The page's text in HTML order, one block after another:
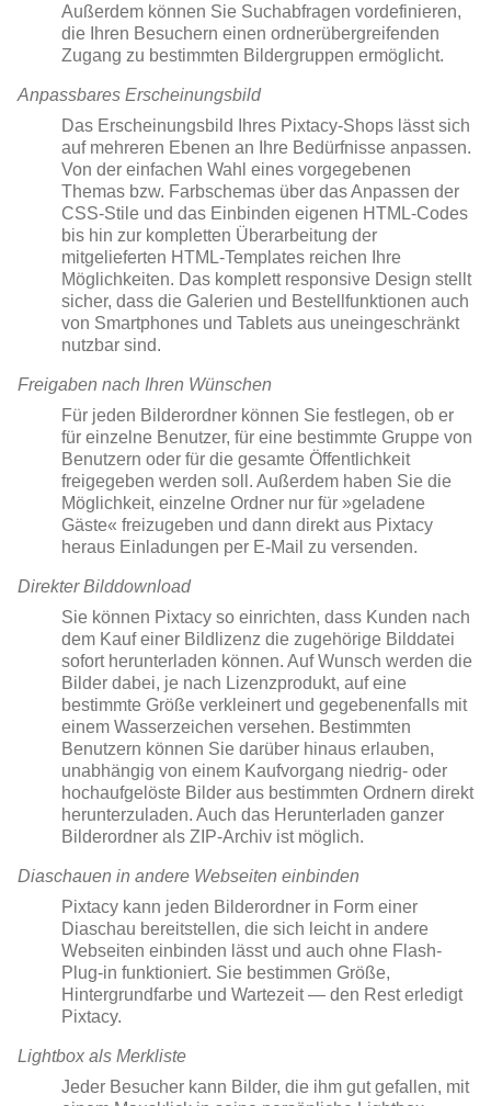
Außerdem können Sie Suchabfragen vordefinieren,
die Ihren Besuchern einen ordnerübergreifenden
Zugang zu bestimmten Bildergruppen ermöglicht.
Anpassbares Erscheinungsbild
Das Erscheinungsbild Ihres Pixtacy-Shops lässt sich
auf mehreren Ebenen an Ihre Bedürfnisse anpassen.
Von der einfachen Wahl eines vorgegebenen
Themas bzw. Farbschemas über das Anpassen der
CSS-Stile und das Einbinden eigenen HTML-Codes
bis hin zur kompletten Überarbeitung der
mitgelieferten HTML-Templates reichen Ihre
Möglichkeiten. Das komplett responsive Design stellt
sicher, dass die Galerien und Bestellfunktionen auch
von Smartphones und Tablets aus uneingeschränkt
nutzbar sind.
Freigaben nach Ihren Wünschen
Für jeden Bilderordner können Sie festlegen, ob er
für einzelne Benutzer, für eine bestimmte Gruppe von
Benutzern oder für die gesamte Öffentlichkeit
freigegeben werden soll. Außerdem haben Sie die
Möglichkeit, einzelne Ordner nur für »geladene
Gäste« freizugeben und dann direkt aus Pixtacy
heraus Einladungen per E-Mail zu versenden.
Direkter Bilddownload
Sie können Pixtacy so einrichten, dass Kunden nach
dem Kauf einer Bildlizenz die zugehörige Bilddatei
sofort herunterladen können. Auf Wunsch werden die
Bilder dabei, je nach Lizenzprodukt, auf eine
bestimmte Größe verkleinert und gegebenenfalls mit
einem Wasserzeichen versehen. Bestimmten
Benutzern können Sie darüber hinaus erlauben,
unabhängig von einem Kaufvorgang niedrig- oder
hochaufgelöste Bilder aus bestimmten Ordnern direkt
herunterzuladen. Auch das Herunterladen ganzer
Bilderordner als ZIP-Archiv ist möglich.
Diaschauen in andere Webseiten einbinden
Pixtacy kann jeden Bilderordner in Form einer
Diaschau bereitstellen, die sich leicht in andere
Webseiten einbinden lässt und auch ohne Flash-
Plug-in funktioniert. Sie bestimmen Größe,
Hintergrundfarbe und Wartezeit — den Rest erledigt
Pixtacy.
Lightbox als Merkliste
Jeder Besucher kann Bilder, die ihm gut gefallen, mit